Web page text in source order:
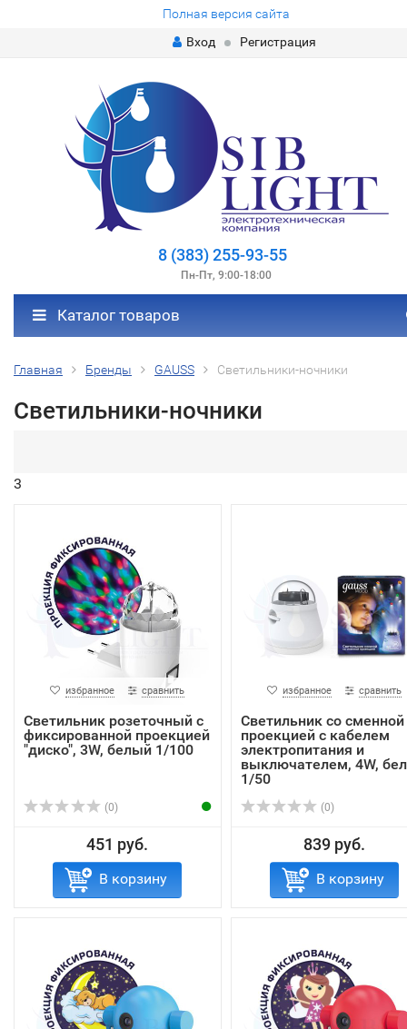
Полная версия сайта
Вход
Регистрация
8 (383) 255-93-55
Пн-Пт, 9:00-18:00
Каталог товаров
Главная Бренды GAUSS Светильники-ночники
Светильники-ночники
3
избранное сравнить
Светильник розеточный с
фиксированной проекцией
"диско", 3W, белый 1/100
(0)
451 руб.
В корзину
избранное сравнить
Светильник со сменной
проекцией с кабелем
электропитания и
выключателем, 4W,
1/50
(0)
839 руб.
В корзину